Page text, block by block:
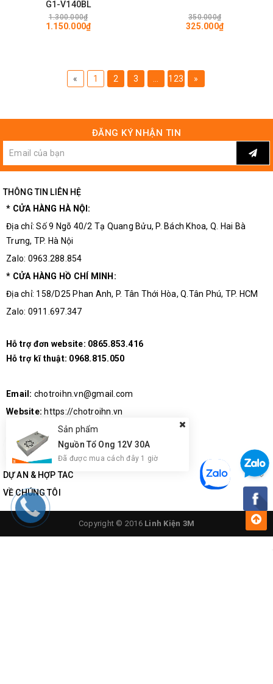
G1-V140BL
1.300.000₫
1.150.000₫
350.000₫
325.000₫
« 1 2 3 123 »
ĐĂNG KÝ NHẬN TIN
THÔNG TIN LIÊN HỆ
* CỬA HÀNG HÀ NỘI:
Địa chỉ: Số 9 Ngõ 40/2 Tạ Quang Bửu, P. Bách Khoa, Q. Hai Bà
Trưng, TP. Hà Nội
Zalo: 0963.288.854
* CỬA HÀNG HỒ CHÍ MINH:
Địa chỉ: 158/D25 Phan Anh, P. Tân Thới Hòa, Q.Tân Phú, TP. HCM
Zalo: 0911.697.347
Hỗ trợ đơn website: 0865.853.416
Hỗ trợ kĩ thuật: 0968.815.050
Email: chotroihn.vn@gmail.com
Website: https://chotroihn.vn
DỰ ÁN & HỢP TÁC
VỀ CHÚNG TÔI
Copyright © 2016 Linh Kiện 3M
Sản phẩm
Nguồn Tổ Ong 12V 30A
Đã được mua cách đây 1 giờ